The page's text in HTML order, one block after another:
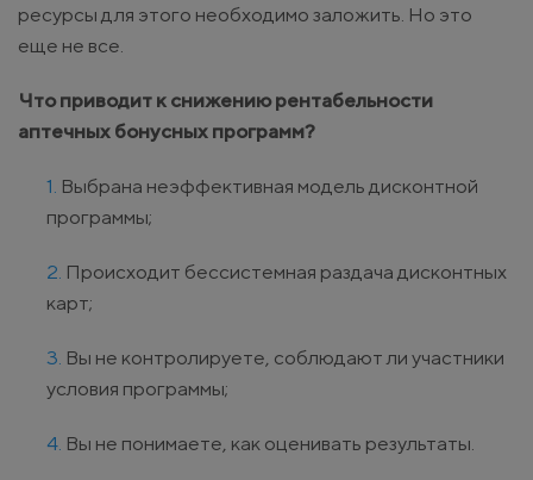
ресурсы для этого необходимо заложить. Но это
еще не все.
Что приводит к снижению рентабельности
аптечных бонусных программ?
Выбрана неэффективная модель дисконтной
программы;
Происходит бессистемная раздача дисконтных
карт;
Вы не контролируете, соблюдают ли участники
условия программы;
Вы не понимаете, как оценивать результаты.